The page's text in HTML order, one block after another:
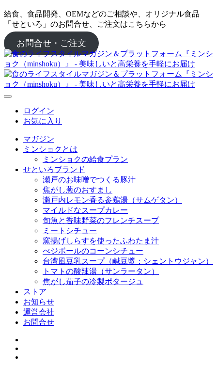
給食、食品開発、OEMなどのご相談や、オリジナル食品
「せといろ」のお問合せ、ご注文はこちらから
お問合せ・ご注文
ログイン
お気に入り
マガジン
ミンショクとは
ミンショクの給食プラン
せといろブランド
瀬戸のお味噌でつくる豚汁
焦がし葱のおすまし
瀬戸内レモン香る参鶏湯（サムゲタン）
マイルドなスープカレー
旬魚と香味野菜のフレンチスープ
ミートシチュー
窯揚げしらすを使ったふわたま汁
べジボールのコーンシチュー
台湾風豆乳スープ（鹹豆漿：シェントウジャン）
トマトの酸辣湯（サンラータン）
焦がし茄子の冷製ポタージュ
ストア
お知らせ
運営会社
お問合せ